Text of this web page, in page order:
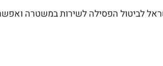
לביטול הפסילה לשירות במשטרה